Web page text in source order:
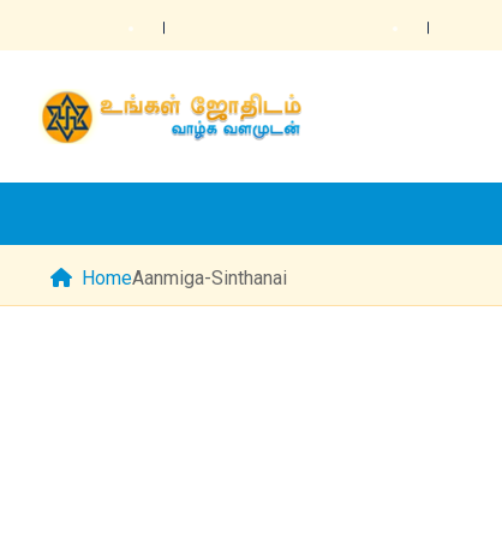
HomeAanmiga-Sinthanai